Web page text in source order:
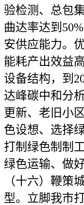
验检测、总包
曲达率达到
安供应能力。
能耗产出效益
设备结构，到
达峰碳中和分
更新、老旧小
色设想、选择
打制绿色制制
绿色运输、做
（十六）鞭策
型。立脚我市